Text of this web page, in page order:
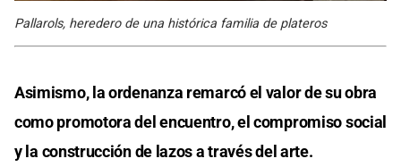
Pallarols, heredero de una histórica familia de plateros
Asimismo, la ordenanza remarcó el valor de su obra
como promotora del encuentro, el compromiso social
y la construcción de lazos a través del arte.